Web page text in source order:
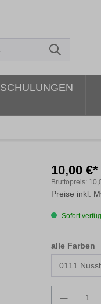
SCHULUNGEN
10,00 €*
Bruttopreis:
Preise inkl.
Sofort
alle Farben